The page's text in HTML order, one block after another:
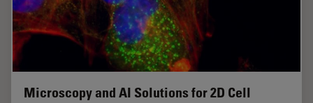
Microscopy and AI Solutions for 2D Cell